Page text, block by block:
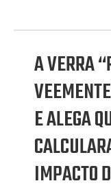
A VERRA
E ALEGA
IMPACTO